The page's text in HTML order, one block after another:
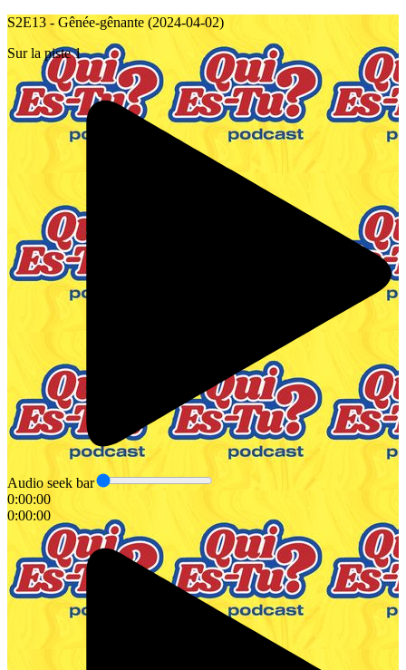
S2E13 - Gênée-gênante (2024-04-02)
Sur la piste 1
Audio seek bar
0:00:00
0:00:00